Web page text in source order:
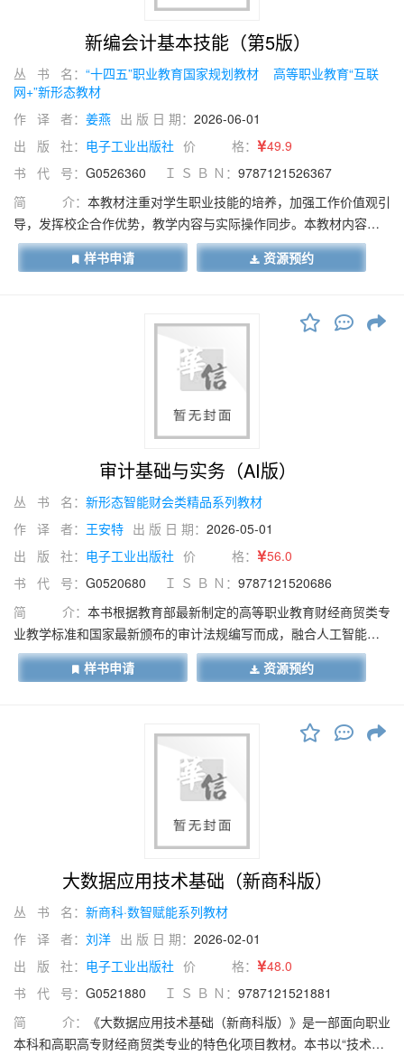
财经类专业Excel数据处理相关课程的教材，也可供企业大数据与会
计、审计及财务管理等在职人员作为自学教材使用。
新编会计基本技能（第5版）
丛 书 名： “十四五”职业教育国家规划教材
高等职业教育“互联
网+”新形态教材
作 译 者： 姜燕 出 版 日 期： 2026-06-01
出 版 社： 电子工业出版社 价 格：
49.9
书 代 号： G0526360 Ｉ Ｓ Ｂ Ｎ： 9787121526367
简 介： 本教材注重对学生职业技能的培养，加强工作价值观引
导，发挥校企合作优势，教学内容与实际操作同步。本教材内容主
要包括会计数字书写技能、点钞与验钞技能、会计凭证填制与审核
技能、传票录入技能、出纳岗位技能、常用设备操作技能、财务印
观，既可供职业院校财经类专业学生使用，也可作为企事业单位财
经人员及相关岗位人员的参考资料。
样书申请 资源预约
审计基础与实务（AI版）
丛 书 名： 新形态智能财会类精品系列教材
作 译 者： 王安特 出 版 日 期： 2026-05-01
出 版 社： 电子工业出版社 价 格：
56.0
书 代 号： G0520680 Ｉ Ｓ Ｂ Ｎ： 9787121520686
简 介： 本书根据教育部最新制定的高等职业教育财经商贸类专
业教学标准和国家最新颁布的审计法规编写而成，融合人工智能技
术发展趋势，构建“业技融合、虚实结合”的数字化审计教学体系，通
过“三维教学空间”（真实案例引导、基础理论认知、仿真工作流程）
书在借鉴审计专业技术资格标准和注册会计师考试要求的基础上，
统筹学生认知特点，结合财务报表审计工作内容，围绕审计实务工
作场景设计项目，还原业务内容，以业务流程作为授课进程，包括
认识审计职业、接受审计业务、获取审计证据、评估审计风险、应
对审计风险、销售与收款循环审计、采购与付款循环审计、生产与
存货循环审计、货币资金循环审计、完成审计工作及出具审计报
告。本书以真实市场案例作为课程导入，旨在帮助学生消除课程与
实务之间的边界，让学生感受审计职业的真实魅力，通过AI工具帮
助学生实现案例探索，培养学生数据思维与职业判断能力，在实现
职业教育“实务引领、技能为王”目标的同时，智慧赋能“教、学、做”
一体的混合式职教体系。本书既可满足应用型本科院校、职业院校
大数据与会计、大数据与审计及其他相关专业的教学要求，也可作
从事审计工作的专业人士的参考用书。
样书申请 资源预约
大数据应用技术基础（新商科版）
丛 书 名： 新商科·数智赋能系列教材
作 译 者： 刘洋 出 版 日 期： 2026-02-01
出 版 社： 电子工业出版社 价 格：
48.0
书 代 号： G0521880 Ｉ Ｓ Ｂ Ｎ： 9787121521881
简 介：
《大数据应用技术基础（新商科版）》是一部面向职业
本科和高职高专财经商贸类专业的特色化项目教材。本书以“技术赋